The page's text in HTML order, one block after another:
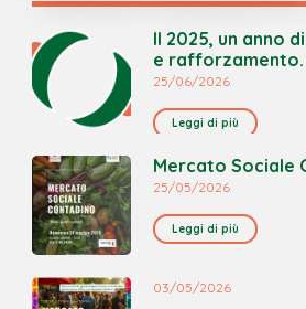
Il 2025, un anno
e rafforzamento.
25/06/2026
Leggi di più
Mercato Sociale
25/05/2026
Leggi di più
03/05/2026